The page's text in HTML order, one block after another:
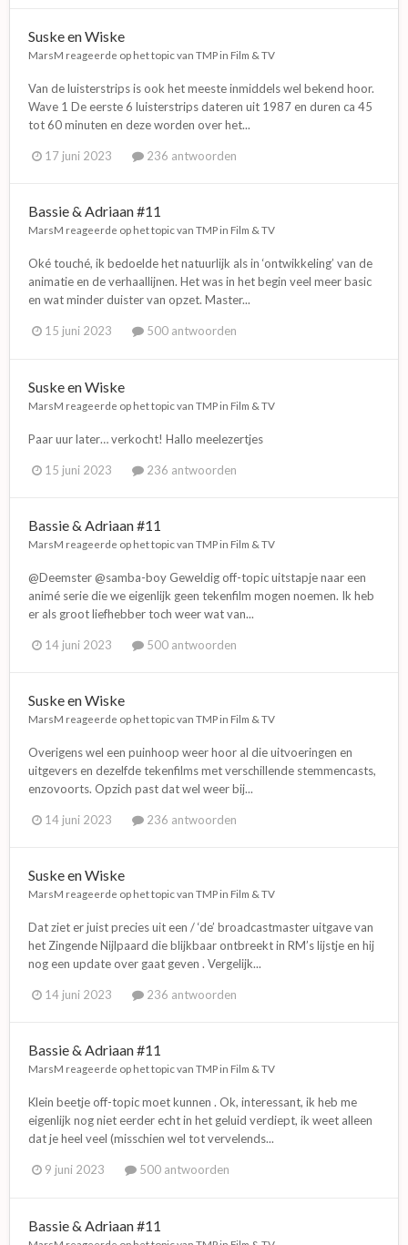
Suske en Wiske
MarsM reageerde op het topic van TMP in Film & TV
Van de luisterstrips is ook het meeste inmiddels wel bekend hoor.
Wave 1 De eerste 6 luisterstrips dateren uit 1987 en duren ca 45
tot 60 minuten en deze worden over het...
17 juni 2023 236 antwoorden
Bassie & Adriaan #11
MarsM reageerde op het topic van TMP in Film & TV
Oké touché, ik bedoelde het natuurlijk als in ‘ontwikkeling’ van de
animatie en de verhaallijnen. Het was in het begin veel meer basic
en wat minder duister van opzet. Master...
15 juni 2023 500 antwoorden
Suske en Wiske
MarsM reageerde op het topic van TMP in Film & TV
Paar uur later… verkocht! Hallo meelezertjes
15 juni 2023 236 antwoorden
Bassie & Adriaan #11
MarsM reageerde op het topic van TMP in Film & TV
@Deemster @samba-boy Geweldig off-topic uitstapje naar een
animé serie die we eigenlijk geen tekenfilm mogen noemen. Ik heb
er als groot liefhebber toch weer wat van...
14 juni 2023 500 antwoorden
Suske en Wiske
MarsM reageerde op het topic van TMP in Film & TV
Overigens wel een puinhoop weer hoor al die uitvoeringen en
uitgevers en dezelfde tekenfilms met verschillende stemmencasts,
enzovoorts. Opzich past dat wel weer bij...
14 juni 2023 236 antwoorden
Suske en Wiske
MarsM reageerde op het topic van TMP in Film & TV
Dat ziet er juist precies uit een / ‘de’ broadcastmaster uitgave van
het Zingende Nijlpaard die blijkbaar ontbreekt in RM’s lijstje en hij
nog een update over gaat geven . Vergelijk...
14 juni 2023 236 antwoorden
Bassie & Adriaan #11
MarsM reageerde op het topic van TMP in Film & TV
Klein beetje off-topic moet kunnen . Ok, interessant, ik heb me
eigenlijk nog niet eerder echt in het geluid verdiept, ik weet alleen
dat je heel veel (misschien wel tot vervelends...
9 juni 2023 500 antwoorden
Bassie & Adriaan #11